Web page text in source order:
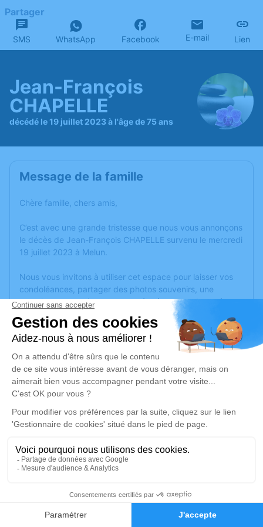
Faire-part Hommages
Partager
SMS WhatsApp Facebook E-mail Lien
Jean-François
CHAPELLE
décédé le 19 juillet 2023 à l'âge de 75 ans
Message de la famille
Chère famille, chers amis,
C’est avec une grande tristesse que nous vous annonçons
le décès de Jean-François CHAPELLE survenu le mercredi
19 juillet 2023 à Melun.
Nous vous invitons à utiliser cet espace pour laisser vos
condoléances, partager des photos souvenirs, une
anecdote ou exprimer vos pensées à travers des poèmes
ou des textes. Cet endroit est un lieu d'expression dédié à
honorer la mémoire de Jean-François CHAPELLE.
Un service de plantation d’arbre hommage estdisponible
lundi 31 juillet 2023 à 16h00
Crematorium Sud Francilien de Évry-
Courcouronnes
91080 Évry-Courcouronnes